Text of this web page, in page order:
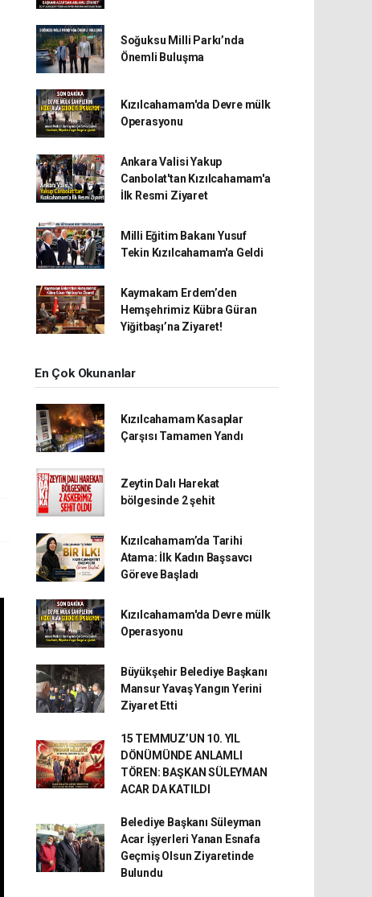
Soğuksu Milli Parkı’nda
Önemli Buluşma
Kızılcahamam'da Devre mülk
Operasyonu
Ankara Valisi Yakup
Canbolat'tan Kızılcahamam'a
İlk Resmi Ziyaret
Milli Eğitim Bakanı Yusuf
Tekin Kızılcahamam'a Geldi
Kaymakam Erdem’den
Hemşehrimiz Kübra Güran
Yiğitbaşı’na Ziyaret!
En Çok Okunanlar
Kızılcahamam Kasaplar
Çarşısı Tamamen Yandı
Zeytin Dalı Harekat
bölgesinde 2 şehit
Kızılcahamam’da Tarihi
Atama: İlk Kadın Başsavcı
Göreve Başladı
Kızılcahamam'da Devre mülk
Operasyonu
Büyükşehir Belediye Başkanı
Mansur Yavaş Yangın Yerini
Ziyaret Etti
15 TEMMUZ’UN 10. YIL
DÖNÜMÜNDE ANLAMLI
TÖREN: BAŞKAN SÜLEYMAN
ACAR DA KATILDI
Belediye Başkanı Süleyman
Acar İşyerleri Yanan Esnafa
Geçmiş Olsun Ziyaretinde
Bulundu